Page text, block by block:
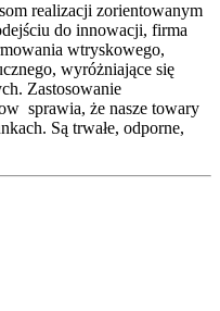
realizacji zorientowanym
do innowacji, firma
wtryskowego,
wyróżniające się
Zastosowanie
sprawia, że nasze towary
Są trwałe, odporne,